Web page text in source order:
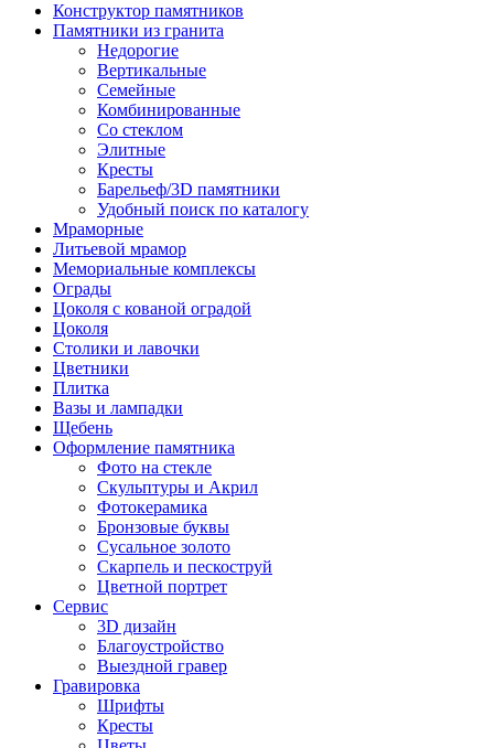
Конструктор памятников
Памятники из гранита
Недорогие
Вертикальные
Семейные
Комбинированные
Со стеклом
Элитные
Кресты
Барельеф/3D памятники
Удобный поиск по каталогу
Мраморные
Литьевой мрамор
Мемориальные комплексы
Ограды
Цоколя с кованой оградой
Цоколя
Столики и лавочки
Цветники
Плитка
Вазы и лампадки
Щебень
Оформление памятника
Фото на стекле
Скульптуры и Акрил
Фотокерамика
Бронзовые буквы
Сусальное золото
Скарпель и пескоструй
Цветной портрет
Сервис
3D дизайн
Благоустройство
Выездной гравер
Гравировка
Шрифты
Кресты